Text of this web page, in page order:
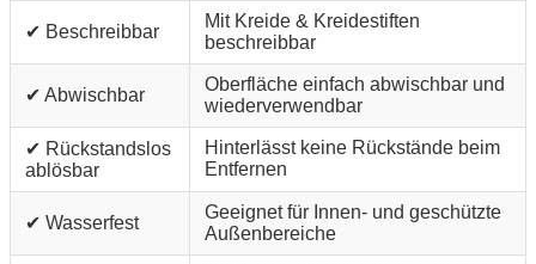
✔ Beschreibbar
Mit Kreide & Kreidestiften
beschreibbar
✔ Abwischbar
Oberfläche einfach abwischbar und
wiederverwendbar
✔ Rückstandslos
ablösbar
Hinterlässt keine Rückstände beim
Entfernen
✔ Wasserfest
Geeignet für Innen- und geschützte
Außenbereiche